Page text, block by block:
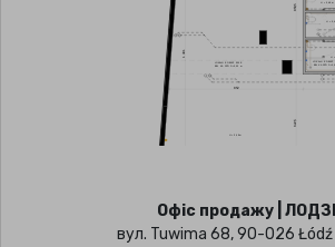
Офіс продажу |
вул. Tuwima 68, 90-026